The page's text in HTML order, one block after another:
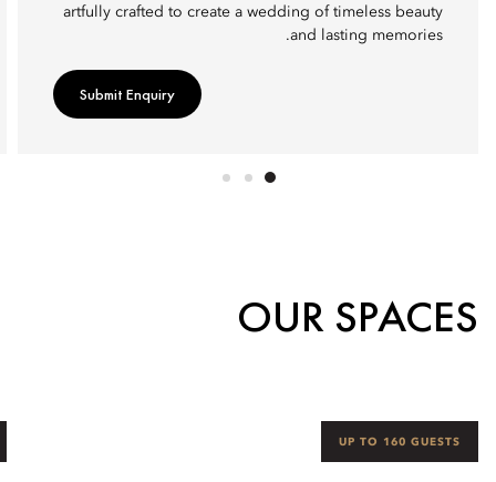
artfully crafted to create a wedding of timeless beauty
and lasting memories.
Submit Enquiry
OUR SPACES
UP TO 160 GUESTS